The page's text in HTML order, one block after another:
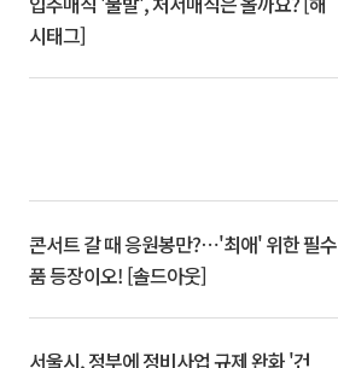
시태그]
콘서트 갈 때 응원봉만?⋯'최애' 위한 필수
품 등장이오! [솔드아웃]
서울시, 정부에 정비사업 규제 완화 '건